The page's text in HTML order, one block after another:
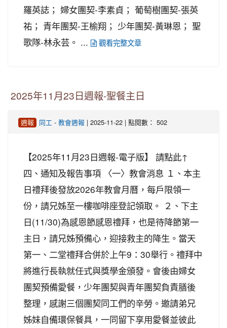
羅英誌； 婦女團契-李素貞； 葡萄樹團契-張英
祐； 青年團契-王榆翔； 少年團契-黃琳恩； 聖
歌隊-林永芸。 ...
觀看完整文章
2025年11月23日週報-聖餐主日
週報 同工 -教會週報 | 2025-11-22 | 點閱數： 502
【2025年11月23日週報-電子版】 請點此↑
四、通知及報告事項 〈一〉教會消息 １、本主
日禮拜後發放2026年教會月曆，每戶限領一
份，請兄姊至一樓咖啡座登記領取。 ２、下主
日(11/30)為感恩節感恩禮拜，也是待降節第一
主日，請兄姊預備心，迎接救主的降生。當天
第一、二堂禮拜合併於上午9：30舉行。禮拜中
將進行長執就任式與獎學金頒發。會後由婦女
團契預備愛餐，少年團契與青年團契負責膳後
整理，感謝三個團契同工們的辛勞。邀請弟兄
姊妹自備環保餐具，一同留下享用愛餐並彼此